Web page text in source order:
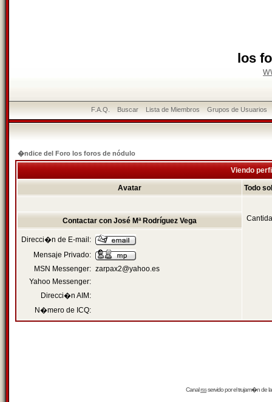
los
F.A.Q. Buscar Lista de Miembros Grupos de Usuarios
�ndice del Foro los foros de nódulo
Viendo
Avatar Todo
Contactar con José Mª Rodríguez Vega
Direcci�n de E-mail:
Mensaje Privado:
MSN Messenger: zarpax2@yahoo.es
Yahoo Messenger:
Direcci�n AIM:
N�mero de ICQ:
Canalrssservido por eltrujam�nde